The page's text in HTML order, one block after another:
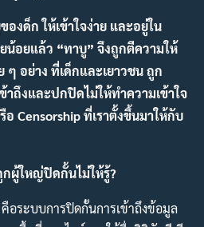
องด็ก ให้เข้าใจง่าย และอยู่ใน
น้อยแล้ว “ทาบู” จึงถูกตีความให้
ๆ อย่าง ที่เด็กและเยาวชน ถูก
ถึงและปกปิดไม่ให้ทำความเข้าใจ
Censorship ที่เราตั้งขึ้นมาให้กับ
กผู้ใหญ่ปิดกั้นไม่ให้รู้?
อระบบการปิดกั้นการเข้าถึงข้อมูล